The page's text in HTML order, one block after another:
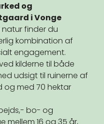
og
i Vonge
natur finder du
kombination af
engagement.
kilderne til både
udsigt til ruinerne af
og med 70 hektar
bo- og